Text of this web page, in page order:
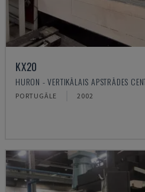
KX20
HURON - VERTIKĀLAIS APSTRĀDES
PORTUGĀLE 2002